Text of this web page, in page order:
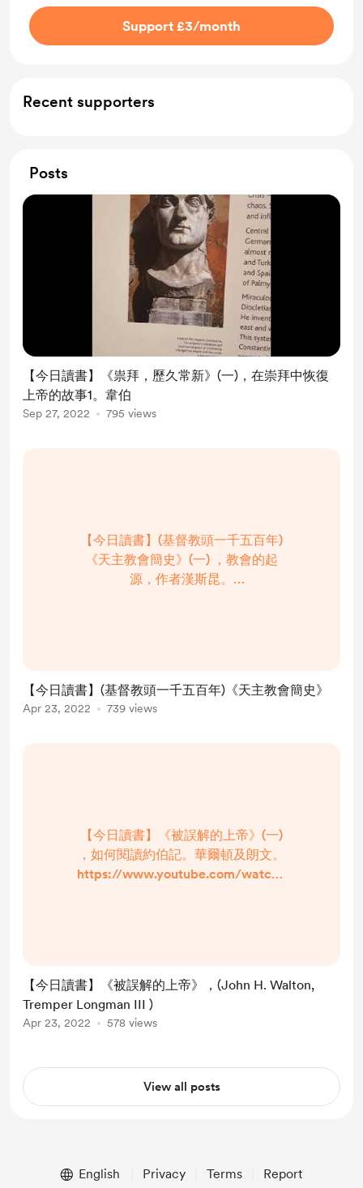
Support £3/month
Recent supporters
Posts
【今日讀書】《祟拜，歷久常新》(一)，在崇拜中恢復
上帝的故事1。韋伯
Sep 27, 2022 795 views
【今日讀書】(基督教頭一千五百年)
《天主教會簡史》(一) ，教會的起
源，作者漢斯昆。
v=Kkgls5gafMY 【今日讀書】(基督
教頭一千五百年)《天主教會簡史》
【今日讀書】(基督教頭一千五百年)《天主教會簡史》
Apr 23, 2022 739 views
【今日讀書】《被誤解的上帝》(一)
，如何閱讀約伯記。華爾頓及朗文。
https://www.youtube.com/watch?
書】《被誤解的上帝》(三) ，約伯記
的背景古代近東。華爾頓?...
【今日讀書】《被誤解的上帝》，(John H. Walton,
Tremper Longman III )
Apr 23, 2022 578 views
View all posts
English Privacy Terms Report